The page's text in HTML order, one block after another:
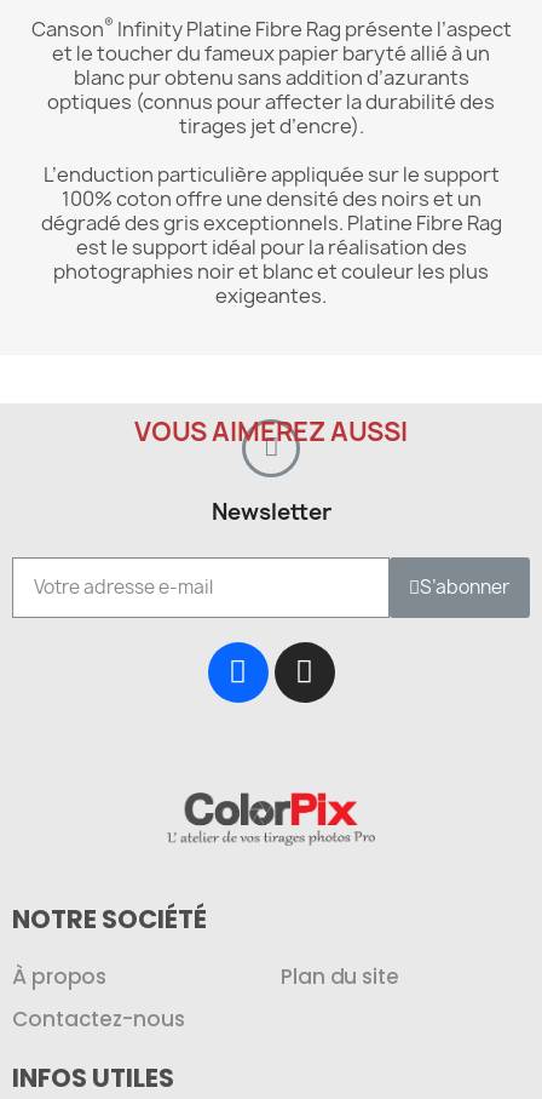
Canson® Infinity Platine Fibre Rag présente l’aspect
et le toucher du fameux papier baryté allié à un
blanc pur obtenu sans addition d’azurants
optiques (connus pour affecter la durabilité des
tirages jet d’encre).
L’enduction particulière appliquée sur le support
100% coton offre une densité des noirs et un
dégradé des gris exceptionnels. Platine Fibre Rag
est le support idéal pour la réalisation des
photographies noir et blanc et couleur les plus
exigeantes.
VOUS AIMEREZ AUSSI
Newsletter
S’abonner
NOTRE SOCIÉTÉ
À propos
Contactez-nous
Plan du site
INFOS UTILES